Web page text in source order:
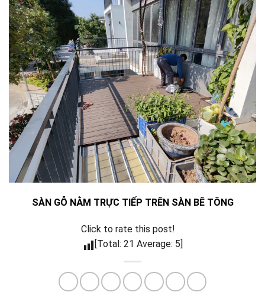
SÀN GỖ NẰM TRỰC TIẾP TRÊN SÀN BÊ TÔNG
Click to rate this post!
[Total: 21 Average: 5]